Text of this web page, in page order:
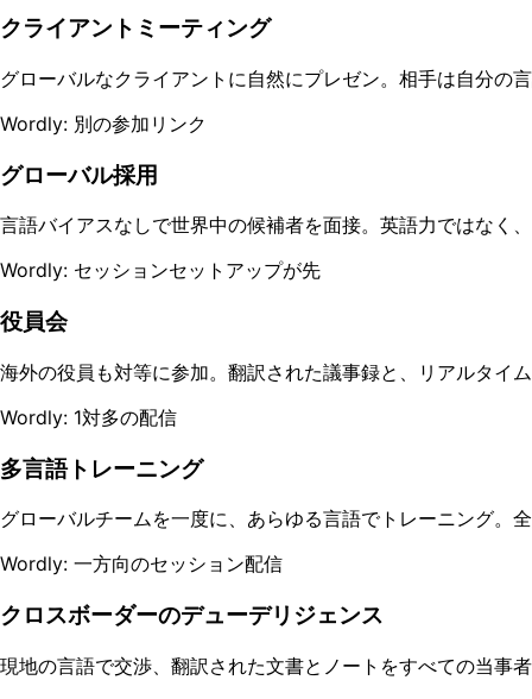
クライアントミーティング
グローバルなクライアントに自然にプレゼン。相手は自分の
Wordly: 別の参加リンク
グローバル採用
言語バイアスなしで世界中の候補者を面接。英語力ではなく、
Wordly: セッションセットアップが先
役員会
海外の役員も対等に参加。翻訳された議事録と、リアルタイム
Wordly: 1対多の配信
多言語トレーニング
グローバルチームを一度に、あらゆる言語でトレーニング。
Wordly: 一方向のセッション配信
クロスボーダーのデューデリジェンス
現地の言語で交渉、翻訳された文書とノートをすべての当事者